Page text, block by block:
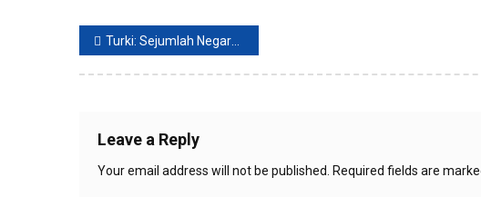
Post
navigation
Turki: Sejumlah Negara NATO Ingin Perang Rusia-Ukraina Terus Berjalan
Leave a Reply
Your email address will not be published. Required fields are